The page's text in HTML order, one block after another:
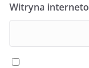
Witryna